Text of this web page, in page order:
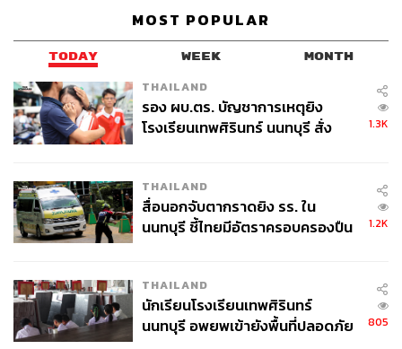
MOST POPULAR
TODAY WEEK MONTH
THAILAND
รอง ผบ.ตร. บัญชาการเหตุยิง
โรงเรียนเทพศิรินทร์ นนทบุรี สั่ง
1.3K
THAILAND
สื่อนอกจับตากราดยิง รร. ใน
นนทบุรี ชี้ไทยมีอัตราครอบครองปืน
1.2K
THAILAND
นักเรียนโรงเรียนเทพศิรินทร์
นนทบุรี อพยพเข้ายังพื้นที่ปลอดภัย
805